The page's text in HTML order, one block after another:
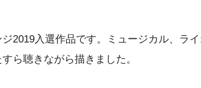
2019入選作品です。ミュージカル、ラ
ら聴きながら描きました。